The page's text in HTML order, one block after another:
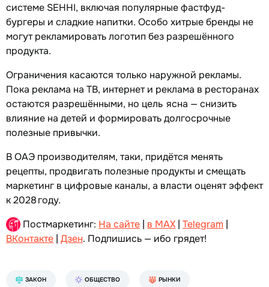
системе SEHHI, включая популярные фастфуд-
бургеры и сладкие напитки. Особо хитрые бренды не
могут рекламировать логотип без разрешённого
продукта.
Ограничения касаются только наружной рекламы.
Пока реклама на ТВ, интернет и реклама в ресторанах
остаются разрешёнными, но цель ясна — снизить
влияние на детей и формировать долгосрочные
полезные привычки.
В ОАЭ производителям, таки, придётся менять
рецепты, продвигать полезные продукты и смещать
маркетинг в цифровые каналы, а власти оценят эффект
к 2028 году.
Постмаркетинг: На сайте | в MAX | Telegram |
ВКонтакте | Дзен. Подпишись — ибо грядет!
ЗАКОН ОБЩЕСТВО РЫНКИ